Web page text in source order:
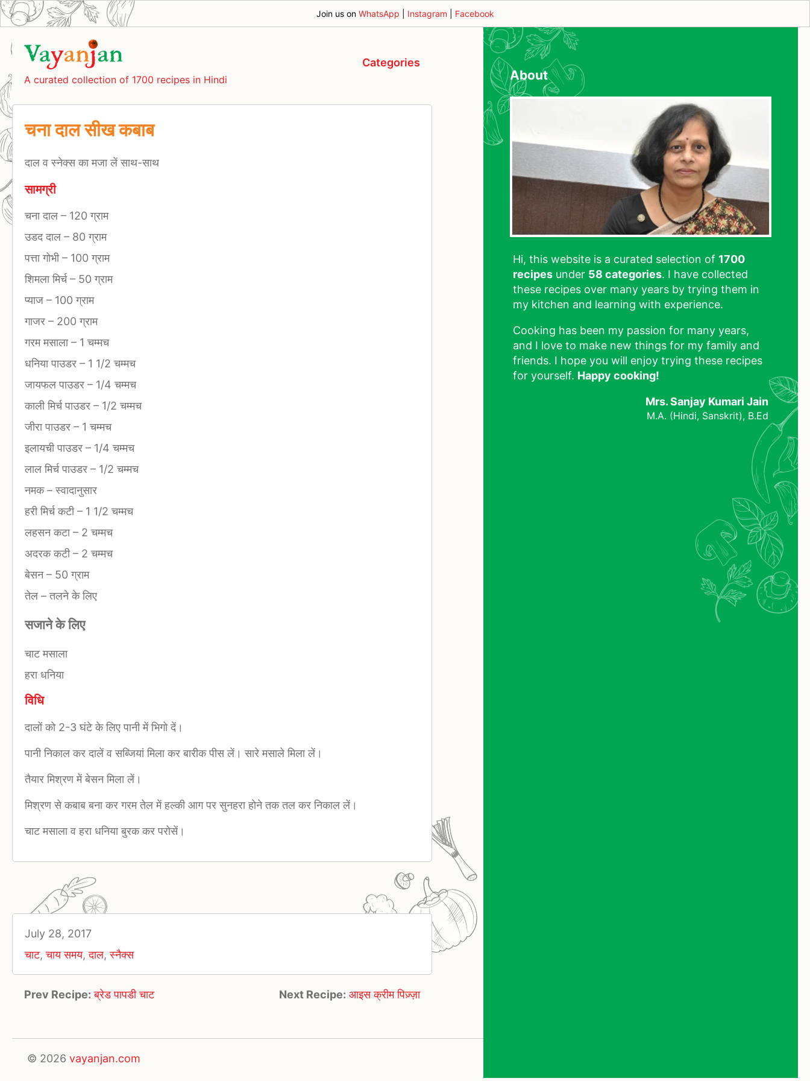
Join us on WhatsApp Instagram Facebook
A curated collection of 1700 recipes in Hindi
Categories
चना दाल सीख कबाब
दाल व स्नेक्स का मजा लें साथ-साथ
सामग्री
चना दाल – 120 ग्राम
उडद दाल – 80 ग्राम
पत्ता गोभी– 100 ग्राम
शिमला मिर्च– 50 ग्राम
प्याज – 100 ग्राम
गाजर – 200 ग्राम
गरम मसाला– 1 चम्मच
धनिया पाउडर – 1 1/2 चम्मच
जायफल पाउडर – 1/4 चम्मच
काली मिर्च पाउडर – 1/2 चम्मच
जीरा पाउडर – 1 चम्मच
इलायची पाउडर – 1/4 चम्मच
लाल मिर्च पाउडर – 1/2 चम्मच
नमक–स्वादानुसार
हरी मिर्च कटी– 1 1/2 चम्मच
लहसन कटा– 2 चम्मच
अदरक कटी– 2 चम्मच
बेसन– 50 ग्राम
तेल –तलने के लिए
सजाने के लिए
चाट मसाला
हरा धनिया
विधि
दालों को 2-3 घंटे के लिए पानी में भिगो दें।
पानी निकाल कर दालें व सब्जियां मिला कर बारीक पीस लें। सारे मसाले मिला लें।
तैयार मिश्रण में बेसन मिला लें।
मिश्रण से कबाब बना कर गरम तेल में हल्की आग पर सुनहरा होने तक तल कर निकाल लें।
चाट मसाला व हरा धनिया बुरक कर परोसें।
July 28, 2017
चाट,चाय समय,दाल,स्नैक्स
Prev Recipe: ब्रेड पापडी चाट Next Recipe: आइस क्रीम पिज़्ज़ा
© 2026 vayanjan.com
About
Hi, this website is a curated selection of 1700
recipes under 58 categories. I have collected
these recipes over many years by trying them in
my kitchen and learning with experience.
Cooking has been my passion for many years,
and I love to make new things for my family and
friends. I hope you will enjoy trying these recipes
for yourself. Happy cooking!
Mrs. Sanjay Kumari Jain
M.A. (Hindi, Sanskrit), B.Ed